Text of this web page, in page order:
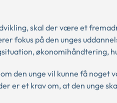
skal der være et
fokus på den unges
økonomihåndtering,
den unge vil kunne få
er et krav om, at den unge